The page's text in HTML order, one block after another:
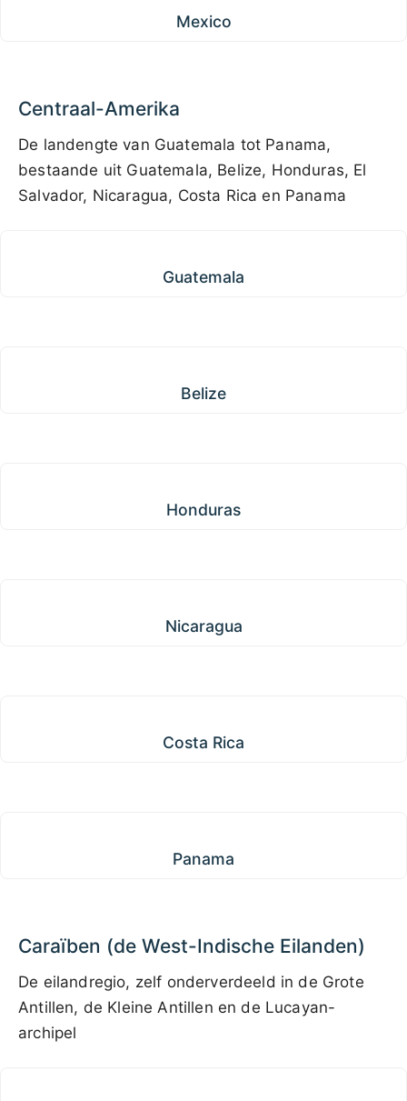
Mexico
Centraal-Amerika
De landengte van Guatemala tot Panama,
bestaande uit Guatemala, Belize, Honduras, El
Salvador, Nicaragua, Costa Rica en Panama
Guatemala
Belize
Honduras
Nicaragua
Costa Rica
Panama
Caraïben (de West-Indische Eilanden)
De eilandregio, zelf onderverdeeld in de Grote
Antillen, de Kleine Antillen en de Lucayan-
archipel